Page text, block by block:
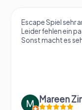
Escape Spiel sehr
Leider fehlen ein
Sonst macht es
Mareen